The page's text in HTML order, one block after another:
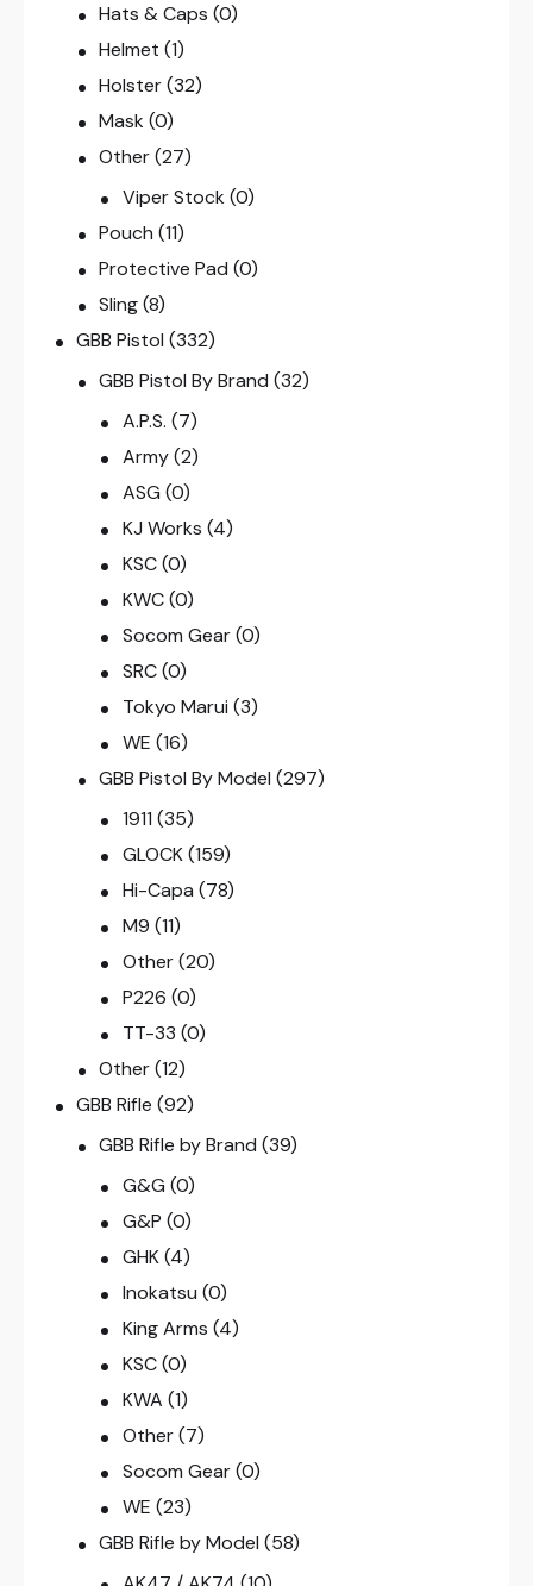
Hats & Caps (0)
Helmet (1)
Holster (32)
Mask (0)
Other (27)
Viper Stock (0)
Pouch (11)
Protective Pad (0)
Sling (8)
GBB Pistol (332)
GBB Pistol By Brand (32)
A.P.S. (7)
Army (2)
ASG (0)
KJ Works (4)
KSC (0)
KWC (0)
Socom Gear (0)
SRC (0)
Tokyo Marui (3)
WE (16)
GBB Pistol By Model (297)
1911 (35)
GLOCK (159)
Hi-Capa (78)
M9 (11)
Other (20)
P226 (0)
TT-33 (0)
Other (12)
GBB Rifle (92)
GBB Rifle by Brand (39)
G&G (0)
G&P (0)
GHK (4)
Inokatsu (0)
King Arms (4)
KSC (0)
KWA (1)
Other (7)
Socom Gear (0)
WE (23)
GBB Rifle by Model (58)